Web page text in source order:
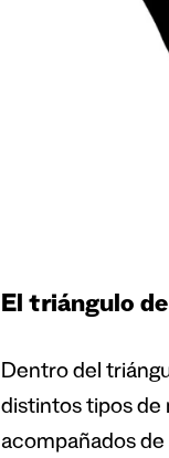
El triángulo
Dentro del
distintos tipos de
acompañados